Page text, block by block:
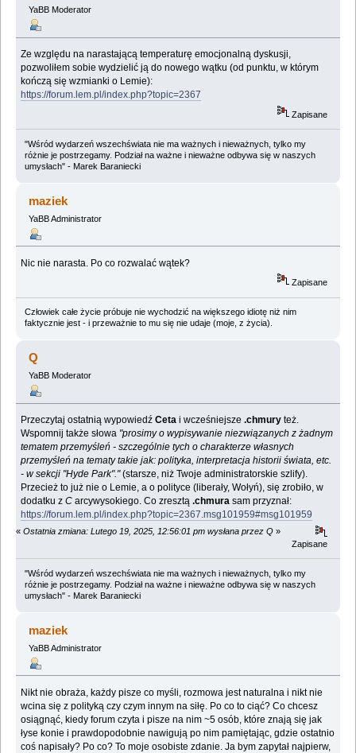
YaBB Moderator
Ze względu na narastającą temperaturę emocjonalną dyskusji,
pozwoliłem sobie wydzielić ją do nowego wątku (od punktu, w którym
kończą się wzmianki o Lemie):
https://forum.lem.pl/index.php?topic=2367
Zapisane
"Wśród wydarzeń wszechświata nie ma ważnych i nieważnych, tylko my
różnie je postrzegamy. Podział na ważne i nieważne odbywa się w naszych
umysłach" - Marek Baraniecki
maziek
YaBB Administrator
Nic nie narasta. Po co rozwalać wątek?
Zapisane
Człowiek całe życie próbuje nie wychodzić na większego idiotę niż nim
faktycznie jest - i przeważnie to mu się nie udaje (moje, z życia).
Q
YaBB Moderator
Przeczytaj ostatnią wypowiedźCeta i wcześniejsze.chmury też.
Wspomnij także słowa "prosimy o wypisywanie niezwiązanych z żadnym
tematem przemyśleń - szczególnie tych o charakterze własnych
przemyśleń na tematy takie jak: polityka, interpretacja historii świata, etc.
- w sekcji "Hyde Park"."(starsze, niż Twoje administratorskie szlify).
Przecież to już nie o Lemie, a o polityce (liberały, Wołyń), się zrobiło, w
dodatku zC arcywysokiego. Co zresztą.chmura sam przyznał:
https://forum.lem.pl/index.php?topic=2367.msg101959#msg101959
« Ostatnia zmiana: Lutego 19, 2025, 12:56:01 pm wysłana przez Q »
Zapisane
"Wśród wydarzeń wszechświata nie ma ważnych i nieważnych, tylko my
różnie je postrzegamy. Podział na ważne i nieważne odbywa się w naszych
umysłach" - Marek Baraniecki
maziek
YaBB Administrator
Nikt nie obraża, każdy pisze co myśli, rozmowa jest naturalna i nikt nie
wcina się z polityką czy czym innym na siłę. Po co to ciąć? Co chcesz
osiągnąć, kiedy forum czyta i pisze na nim ~5 osób, które znają się jak
łyse konie i prawdopodobnie nawigują po nim pamiętając, gdzie ostatnio
coś napisały? Po co? To moje osobiste zdanie. Ja bym zapytał najpierw,